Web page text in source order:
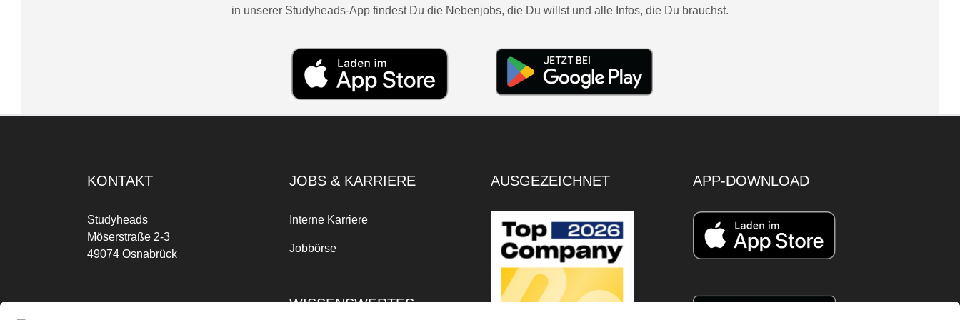
in unserer Studyheads-App findest Du die Nebenjobs, die Du willst und alle Infos, die Du brauchst.
KONTAKT
Studyheads
Möserstraße 2-3
49074 Osnabrück
JOBS & KARRIERE
Interne Karriere
Jobbörse
WISSENSWERTES
AUSGEZEICHNET APP-DOWNLOAD